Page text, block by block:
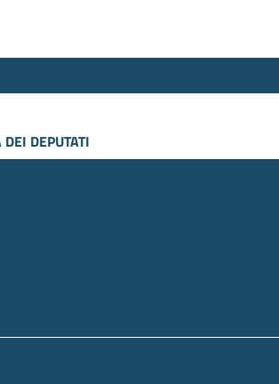
DEPUTATI